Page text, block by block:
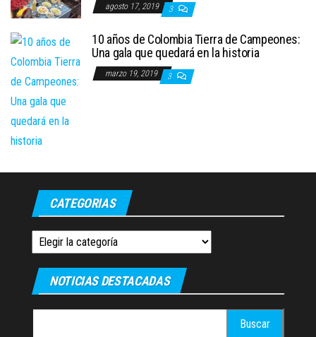
agosto 17, 2019 3
10 años de Colombia Tierra de Campeones:
Una gala que quedará en la historia
marzo 19, 2019 3
CATEGORIAS
Categorias
NOTICIAS DESTACADAS